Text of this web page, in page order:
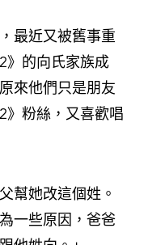
最近又被舊事重
》的向氏家族成
來他們只是朋友
》粉絲，又喜歡唱
幫她改這個姓。
一些原因，爸爸